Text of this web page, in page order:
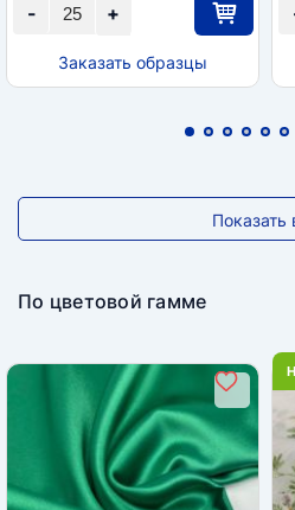
+
-
Заказать образцы
Показать
По цветовой гамме